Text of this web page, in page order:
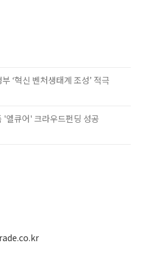
‘혁신 벤처생태계 조성’ 적극
'엘큐어' 크라우드펀딩 성공